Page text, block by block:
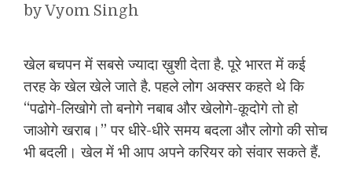
byVyom Singh
खेल बचपन में सबसे ज्यादा ख़ुशी देता है. पूरे भारत में कई
तरह के खेल खेले जाते है. पहले लोग अक्सर कहते थे कि
“पढोगे-लिखोगे तो बनोगे नबाब और खेलोगे-कूदोगे तो हो
जाओगे खराब।” पर धीरे-धीरे समय बदला और लोगो की सोच
भी बदली। खेल में भी आप अपने करियर को संवार सकते हैं.